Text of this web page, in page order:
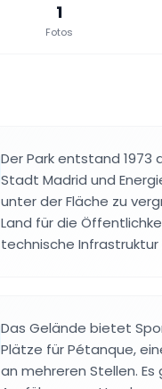
1
Fotos
Der Park entstand 1973
Stadt Madrid und
unter der Fläche zu
Land für die
technische Infrastruktur
Das Gelände bietet
Plätze für Pétanque,
an mehreren Stellen.